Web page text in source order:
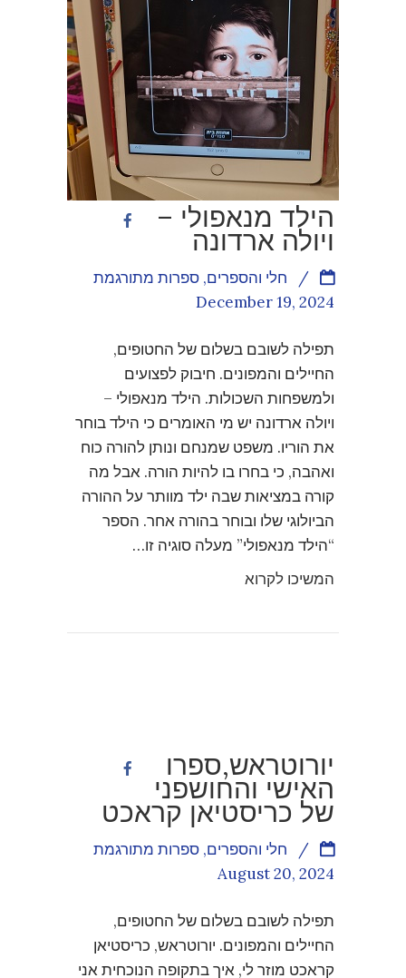
הילד מנאפולי –
ויולה ארדונה
חלי והספרים, ספרות מתורגמת
/
December 19, 2024
תפילה לשובם בשלום של החטופים,
החיילים והמפונים. חיבוק לפצועים
ולמשפחות השכולות. הילד מנאפולי –
ויולה ארדונה יש מי האומרים כי הילד בוחר
את הוריו. משפט שמנחם ונותן להורה כוח
ואהבה, כי בחרו בו להיות הורה. אבל מה
קורה במציאות שבה ילד מוותר על ההורה
הביולוגי שלו ובוחר בהורה אחר. הספר
“הילד מנאפולי” מעלה סוגיה זו…
המשיכו לקרוא
יורוטראש,ספרו
האישי והחושפני
של כריסטיאן קראכט
חלי והספרים, ספרות מתורגמת
/
August 20, 2024
תפילה לשובם בשלום של החטופים,
החיילים והמפונים. יורוטראש, כריסטיאן
קראכט מוזר לי, איך בתקופה הנוכחית אני